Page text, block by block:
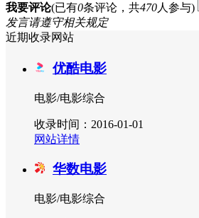
我要评论(已有0条评论，共470人参与)
发言请遵守相关规定
近期收录网站
优酷电影
电影/电影综合
收录时间：2016-01-01
网站详情
华数电影
电影/电影综合